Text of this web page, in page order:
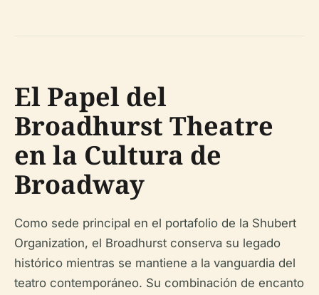
El Papel del
Broadhurst Theatre
en la Cultura de
Broadway
Como sede principal en el portafolio de la Shubert
Organization, el Broadhurst conserva su legado
histórico mientras se mantiene a la vanguardia del
teatro contemporáneo. Su combinación de encanto